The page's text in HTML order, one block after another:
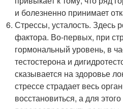
и болезненно принимает
Стрессы, усталость. Здесь
фактора. Во-первых, при
гормональный уровень, в
тестостерона и
сказывается на здоровье
стрессе страдает весь
восстановиться, а для